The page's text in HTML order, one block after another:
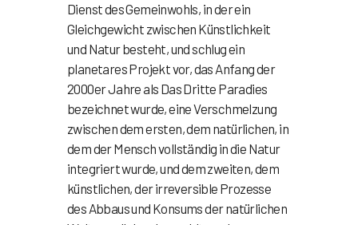
Dienst des Gemeinwohls, in der ein
Gleichgewicht zwischen Künstlichkeit
und Natur besteht, und schlug ein
planetares Projekt vor, das Anfang der
2000er Jahre als Das Dritte Paradies
bezeichnet wurde, eine Verschmelzung
zwischen dem ersten, dem natürlichen, in
dem der Mensch vollständig in die Natur
integriert wurde, und dem zweiten, dem
künstlichen, der irreversible Prozesse
des Abbaus und Konsums der natürlichen